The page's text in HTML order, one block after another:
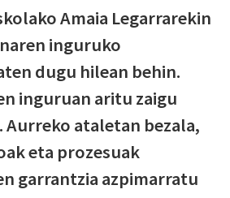
Amaia Legarrarekin
inguruko
dugu hilean behin.
inguruan aritu zaigu
ataletan bezala,
eta prozesuak
garrantzia azpimarratu